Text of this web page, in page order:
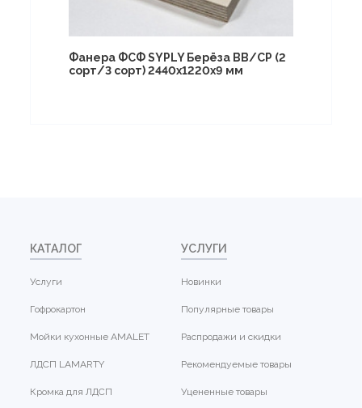
Фанера ФСФ SYPLY Берёза BB/CP (2
сорт/3 сорт) 2440х1220х9 мм
КАТАЛОГ
Услуги
Гофрокартон
Мойки кухонные AMALET
ЛДСП LAMARTY
Кромка для ЛДСП
УСЛУГИ
Новинки
Популярные товары
Распродажи и скидки
Рекомендуемые товары
Уцененные товары